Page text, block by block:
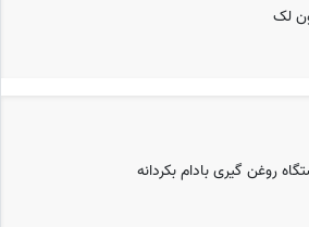
لک
روغن گیری بادام بکردانه